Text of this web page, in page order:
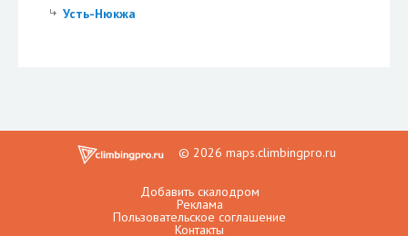
Усть-Нюкжа
© 2026 maps.climbingpro.ru
Добавить скалодром
Реклама
Пользовательское соглашение
Контакты